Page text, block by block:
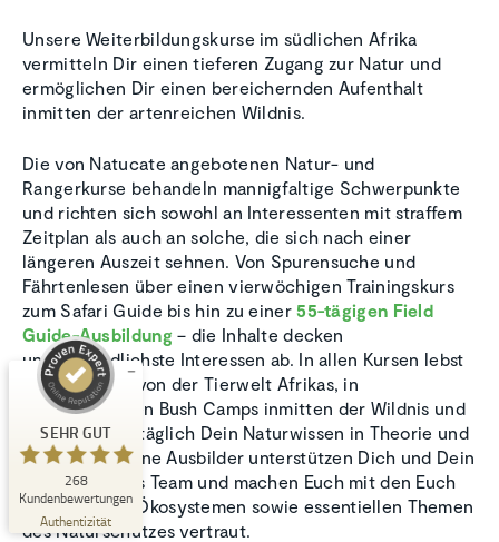
Unsere Weiterbildungskurse im südlichen Afrika
vermitteln Dir einen tieferen Zugang zur Natur und
ermöglichen Dir einen bereichernden Aufenthalt
inmitten der artenreichen Wildnis.
Die von Natucate angebotenen Natur- und
Rangerkurse behandeln mannigfaltige Schwerpunkte
und richten sich sowohl an Interessenten mit straffem
Zeitplan als auch an solche, die sich nach einer
längeren Auszeit sehnen. Von Spurensuche und
Fährtenlesen über einen vierwöchigen Trainingskurs
zum Safari Guide bis hin zu einer55-tägigen Field
Guide-Ausbildung– die Inhalte decken
unterschiedlichste Interessen ab. In allen Kursen lebst
Du, umgeben von der Tierwelt Afrikas, in
uneingezäunten Bush Camps inmitten der Wildnis und
erweiterst tagtäglich Dein Naturwissen in Theorie und
Praxis. Erfahrene Ausbilder unterstützen Dich und Dein
internationales Team und machen Euch mit den Euch
umgebenden Ökosystemen sowie essentiellen Themen
des Naturschutzes vertraut.
SEHR GUT
268
Kundenbewertungen
Authentizität
Kundenbewertungen und Erfahrungen zu
Natucate
100
%
Empfehlungen auf
ProvenExpert.com
SEHR GUT
4,94
/
5,00
1
Bewertung auf
ProvenExpert.com
267
anderen Quellen
Blick aufs ProvenExpert-Profil werfen
06.08.2026